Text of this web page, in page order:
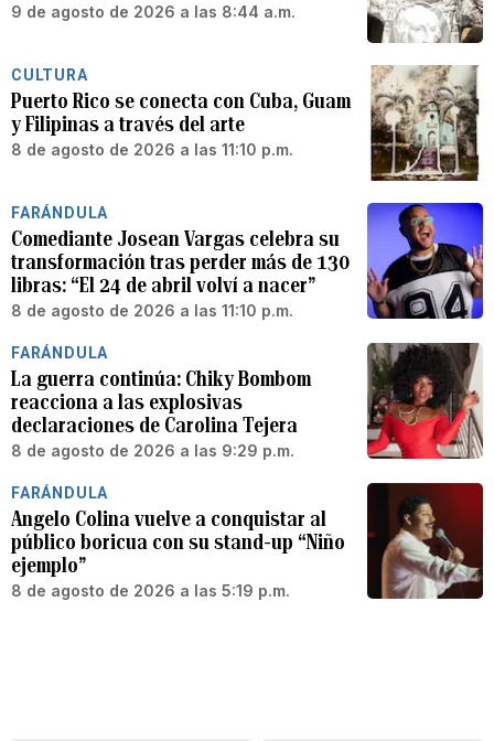
9 de agosto de 2026 a las 8:44 a.m.
CULTURA
Puerto Rico se conecta con Cuba, Guam
y Filipinas a través del arte
8 de agosto de 2026 a las 11:10 p.m.
FARÁNDULA
Comediante Josean Vargas celebra su
transformación tras perder más de 130
libras: “El 24 de abril volví a nacer”
8 de agosto de 2026 a las 11:10 p.m.
FARÁNDULA
La guerra continúa: Chiky Bombom
reacciona a las explosivas
declaraciones de Carolina Tejera
8 de agosto de 2026 a las 9:29 p.m.
FARÁNDULA
Angelo Colina vuelve a conquistar al
público boricua con su stand-up “Niño
ejemplo”
8 de agosto de 2026 a las 5:19 p.m.